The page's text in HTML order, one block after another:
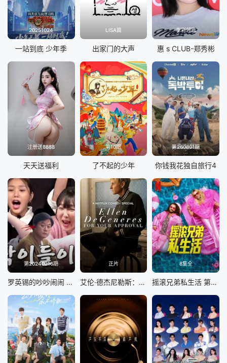
20251024
一站到底 少年季
LISA篇
出家门的大声
李彩领篇
惠 s CLUB-郑秀彬
注册送8888
天天送福利
第10期
了不起的少年
第260801期
你钱我花独自旅行4
第20240216期
罗英锡的吵吵闹闹 蹦蹦地球游戏厅篇
正片
艾伦·德杰尼勒斯：请你许可
8集全
摇滚兄弟私生活 第二季